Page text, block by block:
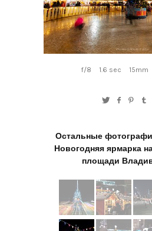
f/8 1.6 sec 15mm
Остальные
Новогодняя ярмарка
площади